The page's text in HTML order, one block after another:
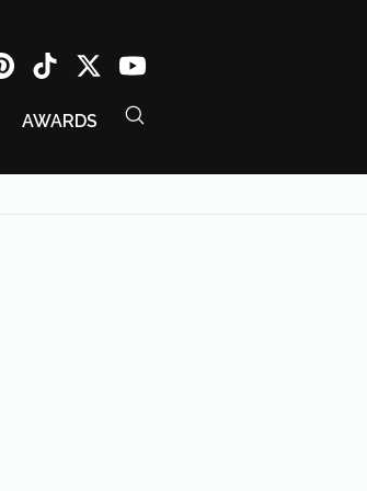
AWARDS